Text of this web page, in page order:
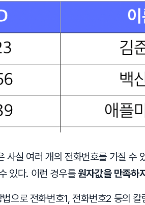
사실 여러 개의 전화번호를 가질
있다. 이런 경우를원자값을 만족하
으로 전화번호1, 전화번호2 등의